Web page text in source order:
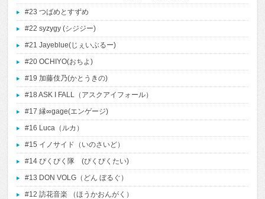
#23 つばめとすずめ
#22 syzygy (シジジー)
#21 Jayeblue(じぇいぶるー)
#20 OCHIYO(おちよ)
#19 加藤伎乃(かとうきの)
#18 ASK I FALL（アスクアイフォール）
#17 縁∞gage(エンゲージ)
#16 Luca（ルカ）
#15 イノサイド（いのさいど）
#14 ぴくぴく隊 (ぴくぴくたい)
#13 DON VOLG（どん ぼるぐ）
#12 訪花音楽 （ほうかおんがく）